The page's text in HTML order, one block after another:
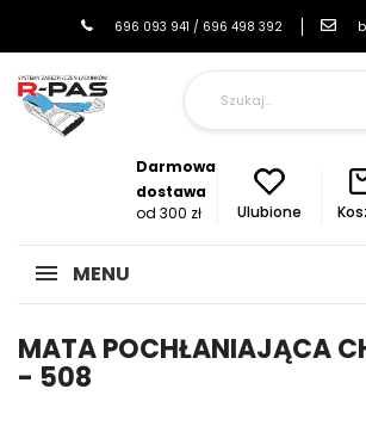
696 093 941 / 696 498 392
Darmowa
dostawa
od 300 zł
Ulubione
MENU
MATA POCHŁANIAJĄCA
- 508